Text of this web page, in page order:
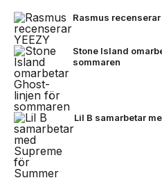
Rasmus recenserar
Stone Island
sommaren
Lil B samarbetar